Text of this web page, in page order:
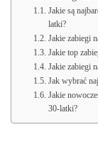
Jakie są
latki?
Jakie zabiegi
Jakie top
Jakie zabiegi
Jak wybrać
Jakie
30-latki?